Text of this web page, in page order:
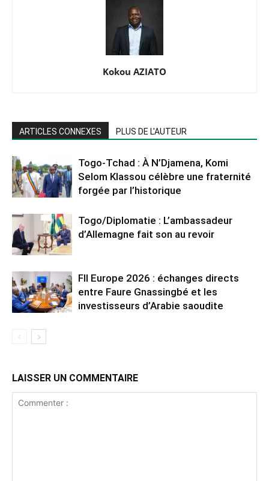
Kokou AZIATO
ARTICLES CONNEXES PLUS DE L'AUTEUR
Togo-Tchad : À N’Djamena, Komi
Selom Klassou célèbre une fraternité
forgée par l’historique
Togo/Diplomatie : L’ambassadeur
d’Allemagne fait son au revoir
FII Europe 2026 : échanges directs
entre Faure Gnassingbé et les
investisseurs d’Arabie saoudite
LAISSER UN COMMENTAIRE